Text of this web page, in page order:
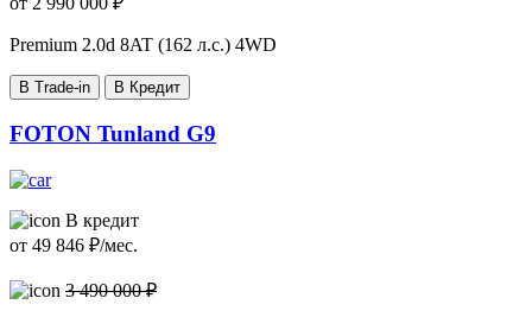
Premium 2.0d 8AT (162 л.с.) 4WD
В Trade-in В Кредит
FOTON Tunland G9
В кредит
от 49 846 ₽/мес.
3 490 000 ₽